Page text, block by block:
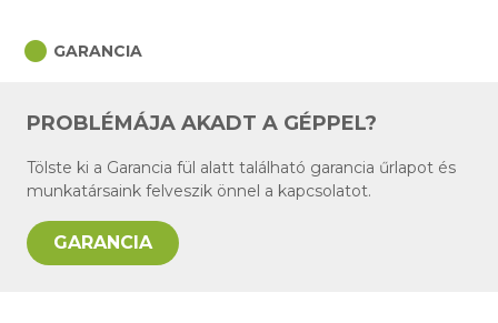
circle GARANCIA
PROBLÉMÁJA AKADT A GÉPPEL?
Tölste ki a Garancia fül alatt található garancia űrlapot és
munkatársaink felveszik önnel a kapcsolatot.
GARANCIA